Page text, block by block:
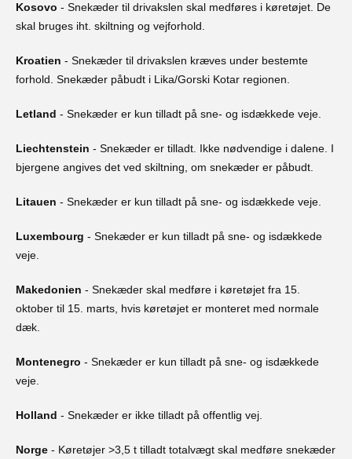
Kosovo - Snekæder til drivakslen skal medføres i køretøjet. De
skal bruges iht. skiltning og vejforhold.
Kroatien - Snekæder til drivakslen kræves under bestemte
forhold. Snekæder påbudt i Lika/Gorski Kotar regionen.
Letland - Snekæder er kun tilladt på sne- og isdækkede veje.
Liechtenstein - Snekæder er tilladt. Ikke nødvendige i dalene. I
bjergene angives det ved skiltning, om snekæder er påbudt.
Litauen - Snekæder er kun tilladt på sne- og isdækkede veje.
Luxembourg - Snekæder er kun tilladt på sne- og isdækkede
veje.
Makedonien - Snekæder skal medføre i køretøjet fra 15.
oktober til 15. marts, hvis køretøjet er monteret med normale
dæk.
Montenegro - Snekæder er kun tilladt på sne- og isdækkede
veje.
Holland - Snekæder er ikke tilladt på offentlig vej.
Norge - Køretøjer >3,5 t tilladt totalvægt skal medføre snekæder